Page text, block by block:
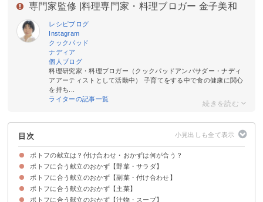
専門家監修 | 料理専門家・料理ブロガー 金子美和
レシピブログ
Instagram
クックパッド
ナディア
個人ブログ
料理研究家・料理ブロガー（クックパッドアンバサダー・ナディ
アアーティストとして活動中） 子育てをする中で食の健康に関心
を持ち...
ライターの記事一覧
目次
ポトフの献立は？付け合わせ・おかずは何が合う？
ポトフに合う献立のおかず【野菜・サラダ】
①ブロッコリーとまいたけのマリネ
②ほうれん草とツナのサラダ
③ハッセルバックトマト
④アボカドのネギ塩和え
⑤ナスのおろしポン酢
⑥長芋ときゅうりの梅ポン酢サラダ
⑦鶏ささみと豆苗のやみつき塩レモンサラダ
⑧生ハム大根のカルパッチョ風サラダ
⑨エスニック風サラダ
⑩無限白菜サラダ
⑪ごぼうサラダ
ポトフに合う献立のおかず【副菜・付け合わせ】
①水菜とハムの洋風白和え
②エビとマッシュルームのアヒージョ
③キッシュ
④ナスとチーズの肉巻きフライ
⑤エビチリカップパイ
⑥はんぺん入りのふわふわエビカツ
⑦かぼちゃとベーコンの和風チーズ焼き
⑧カプレーゼ
⑨オムレツ
ポトフに合う献立のおかず【主菜】
①チキンステーキ
②鶏胸肉のケチャップマヨ炒め
③豚ロースのにんにく焼き
④牛肉のタリアータ
⑤鮭のムニエル
⑥白身魚のソテー白ワインバターソース
⑦まぐろカツレツ
⑧ホタテのレモンバターソテー
⑨ハンバーグ
⑩さんまのトマト煮
⑪手羽中のグリルチキン
ポトフに合う献立のおかず【汁物・スープ】